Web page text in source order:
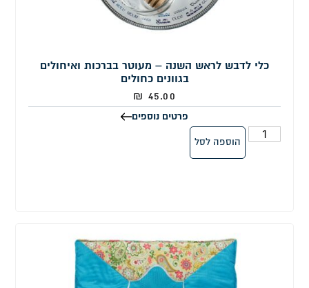
כלי לדבש לראש השנה – מעוטר בברכות ואיחולים
בגוונים כחולים
45.00
₪
פרטים נוספים
הוספה לסל